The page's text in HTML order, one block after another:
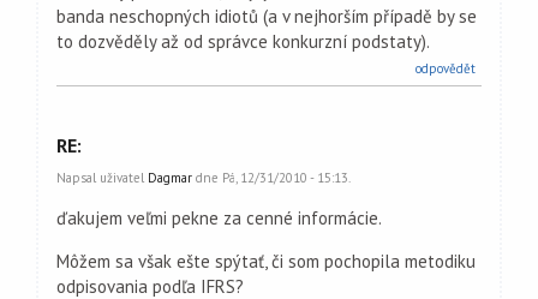
banda neschopných idiotů (a v nejhorším případě by se
to dozvěděly až od správce konkurzní podstaty).
odpovědět
RE:
Napsal uživatel Dagmar dne Pá, 12/31/2010 - 15:13.
ďakujem veľmi pekne za cenné informácie.
Môžem sa však ešte spýtať, či som pochopila metodiku
odpisovania podľa IFRS?